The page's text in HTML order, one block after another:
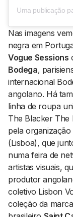
Nas imagens
negra em
Vogue Sessions
Bodega,
internacional
angolano. Há
linha de roupa
The Blacker The
pela
(Lisboa), que
numa feira de
artistas visuais,
produtor
coletivo Lisbon
coleção da marca